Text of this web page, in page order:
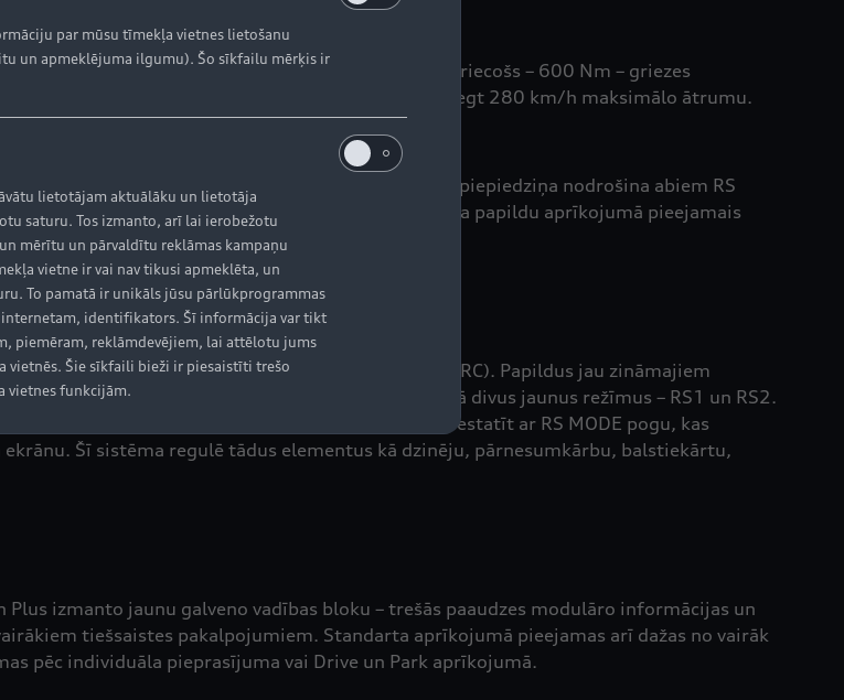
TFSI divu turbīnu V6 dzinēja jauda, 450 ZS un satriecošs – 600 Nm – griezes
100 km/h paātrinās 3,9 sekundēs un spēj sasniegt 280 km/h maksimālo ātrumu.
pastāvīgajai visu riteņu piedziņai. quattro pilnpiepiedziņa nodrošina abiem RS
no laikapstākļiem. Vadību vēl sportiskāku padara papildu aprīkojumā pieejamais
sporta balstiekārta ar Dynamic Ride Control (DRC). Papildus jau zināmajiem
vadības sistēma (standarta aprīkojumā) piedāvā divus jaunus režīmus – RS1 un RS2.
vēlmēm, un tos saglabājis, tos iespējams iestatīt ar RS MODE pogu, kas
Šī sistēma regulē tādus elementus kā dzinēju, pārnesumkārbu, balstiekārtu,
izmanto jaunu galveno vadības bloku – trešās paaudzes modulāro informācijas un
tiešsaistes pakalpojumiem. Standarta aprīkojumā pieejamas arī dažas no vairāk
pēc individuāla pieprasījuma vai Drive un Park aprīkojumā.
par mūsu tīmekļa vietnes lietošanu
un apmeklējuma ilgumu). Šo sīkfailu mērķis ir
lietotājam aktuālāku un lietotāja
saturu. Tos izmanto, arī lai ierobežotu
mērītu un pārvaldītu reklāmas kampaņu
vietne ir vai nav tikusi apmeklēta, un
To pamatā ir unikāls jūsu pārlūkprogrammas
identifikators. Šī informācija var tikt
piemēram, reklāmdevējiem, lai attēlotu jums
vietnēs. Šie sīkfaili bieži ir piesaistīti trešo
vietnes funkcijām.